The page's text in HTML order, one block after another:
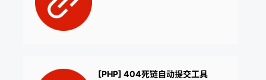
[PHP] 404死链自动提交工具